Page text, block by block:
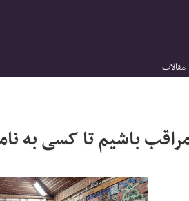
مقالات
باشیم تا کسی به